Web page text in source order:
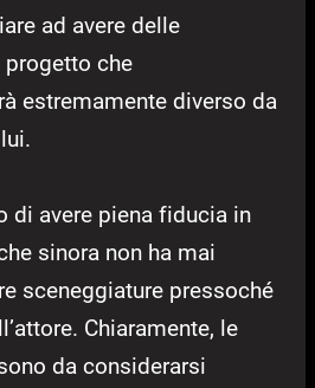
ad avere delle
progetto che
estremamente diverso da
di avere piena fiducia in
sinora non ha mai
sceneggiature pressoché
Chiaramente, le
da considerarsi